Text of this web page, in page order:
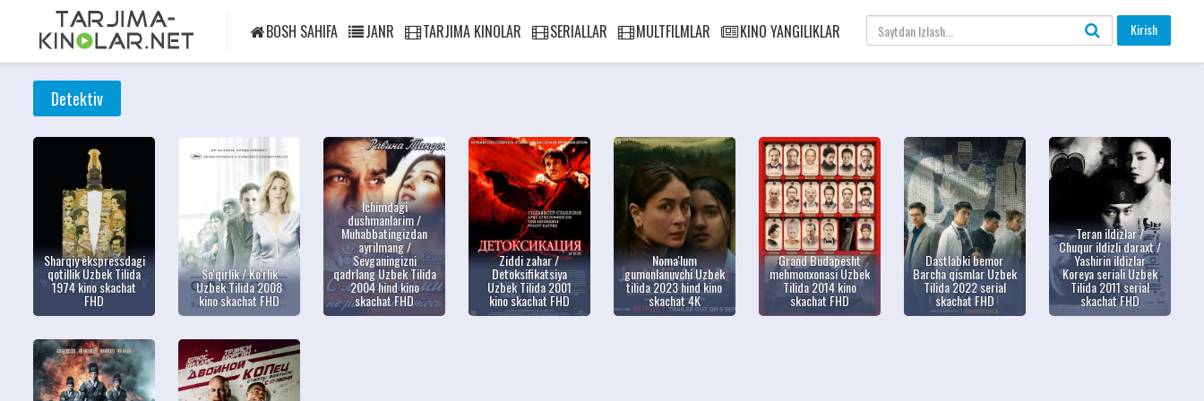
BOSH SAHIFA JANR TARJIMA KINOLAR SERIALLAR MULTFILMLAR KINO YANGILIKLAR Kirish
Detektiv
Sharqiy ekspressdagi
qotillik Uzbek Tilida
1974 kino skachat
FHD
So'qirlik / Ko'rlik
Uzbek Tilida 2008
kino skachat FHD
Ichimdagi
dushmanlarim /
Muhabbatingizdan
ayrilmang /
Sevganingizni
qadrlang Uzbek Tilida
2004 hind kino
skachat FHD
Ziddi zahar /
Detoksifikatsiya
Uzbek Tilida 2001
kino skachat FHD
Noma'lum
gumonlanuvchi Uzbek
tilida 2023 hind kino
skachat 4K
Grand Budapesht
mehmonxonasi Uzbek
Tilida 2014 kino
skachat FHD
Dastlabki bemor
Barcha qismlar Uzbek
Tilida 2022 serial
skachat FHD
Teran ildizlar /
Chuqur ildizli daraxt /
Yashirin ildizlar
Koreya seriali Uzbek
Tilida 2011 serial
skachat FHD